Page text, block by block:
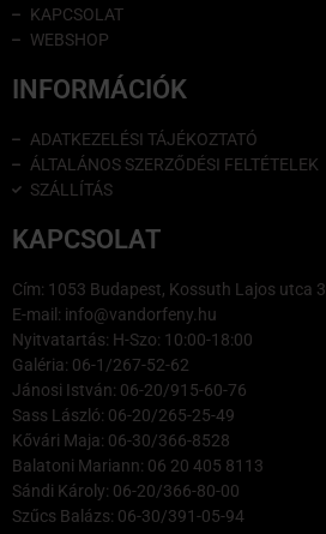
KAPCSOLAT
WEBSHOP
INFORMÁCIÓK
ADATKEZELÉSI TÁJÉKOZTATÓ
ÁLTALÁNOS SZERZŐDÉSI FELTÉTELEK
SZÁLLÍTÁS
KAPCSOLAT
Cím: 1053 Budapest, Kossuth Lajos utca 3.
E-mail: info@vandorfeny.hu
Nyitvatartás: H-Szo: 10:00-18:00
Galéria: 06-1/267-52-62
Jánosi István: 06-20/915-60-76
Sass László: 06-20/265-25-49
Kővári Maja: 06-30/366-8528
Balatoni Mariann: 06 20 405 8113
Sándi Károly: 06-20/366-80-00
Szűcs Balázs: 06-30/391-05-94